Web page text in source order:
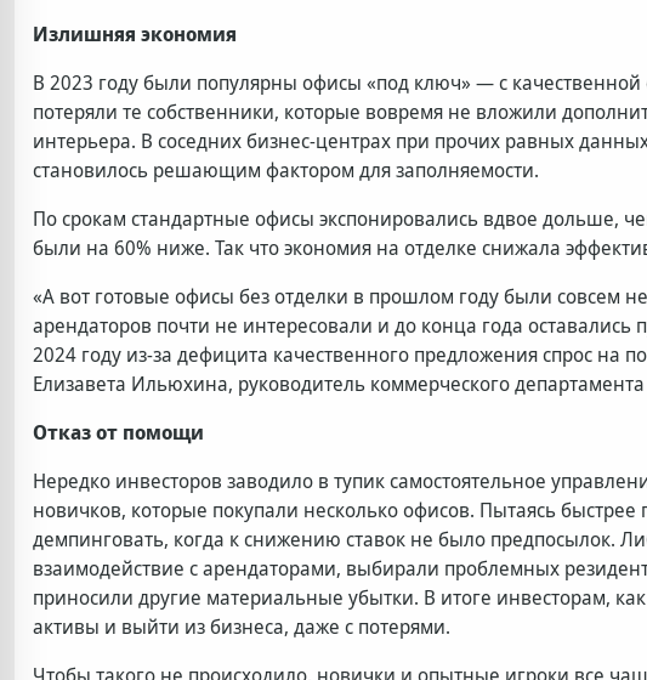
Излишняя экономия
В 2023 году были популярны офисы «под ключ» — с
потеряли те собственники, которые вовремя не вложили
интерьера. В соседних бизнес-центрах при прочих равных
становилось решающим фактором для заполняемости.
По срокам стандартные офисы экспонировались вдвое дольше,
были на 60% ниже. Так что экономия на отделке снижала
«А вот готовые офисы без отделки в прошлом году были совсем
арендаторов почти не интересовали и до конца года
2024 году из-за дефицита качественного предложения спрос на
Елизавета Ильюхина, руководитель коммерческого
Отказ от помощи
Нередко инвесторов заводило в тупик самостоятельное
новичков, которые покупали несколько офисов. Пытаясь
демпинговать, когда к снижению ставок не было предпосылок.
взаимодействие с арендаторами, выбирали проблемных
приносили другие материальные убытки. В итоге инвесторам,
активы и выйти из бизнеса, даже с потерями.